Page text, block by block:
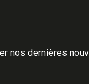
nos dernières